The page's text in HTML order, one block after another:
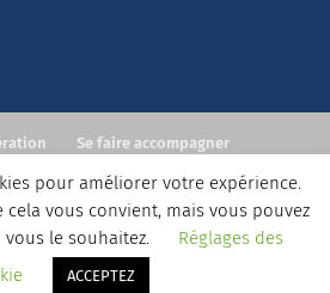
Se faire accompagner
Vivre Son Deuil
Contact
Conditions générales de Service
de confidentialité
pour améliorer votre expérience.
vous convient, mais vous pouvez
le souhaitez.
Réglages des
ACCEPTEZ